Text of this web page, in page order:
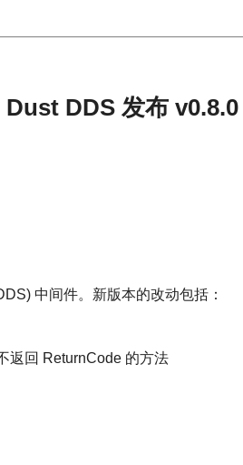
Dust DDS 发布 v0.8.0
中间件。新版本的改动包括：
返回 ReturnCode 的方法